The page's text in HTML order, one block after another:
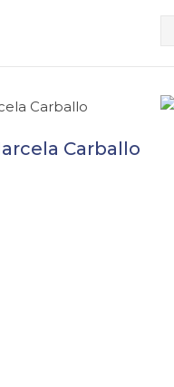
Carballo